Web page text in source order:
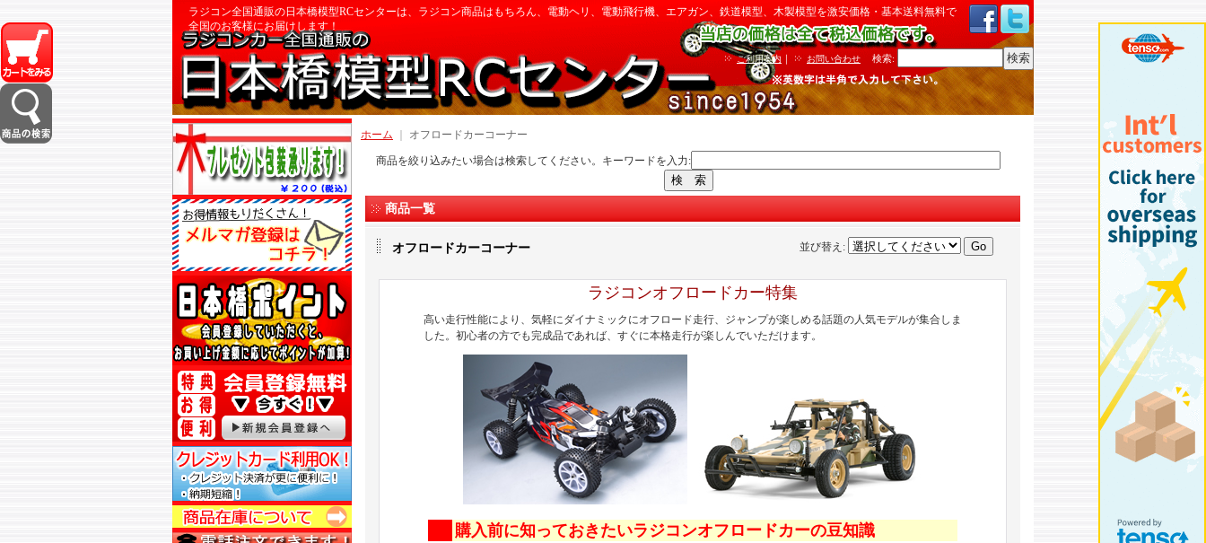
ラジコン全国通販の日本橋模型RCセンターは、ラジコン商品はもちろん、電動ヘリ、電動飛行機、エアガン、鉄道模型、木製模型を激安価格・基本送料無料で
全国のお客様にお届けします！
ご利用案内 ｜ お問い合わせ 検索:
ホーム オフロードカーコーナー
商品を絞り込みたい場合は検索してください。キーワードを入力:
商品一覧
オフロードカーコーナー 並び替え :
ラジコンオフロードカー特集
高い走行性能により、気軽にダイナミックにオフロード走行、ジャンプが楽しめる話題の人気モデルが集合しま
した。初心者の方でも完成品であれば、すぐに本格走行が楽しんでいただけます。
購入前に知っておきたいラジコンオフロードカーの豆知識